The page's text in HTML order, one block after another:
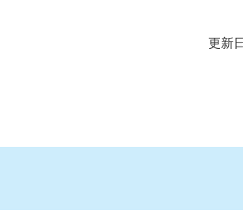
更新